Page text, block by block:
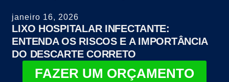
janeiro 16, 2026
LIXO HOSPITALAR INFECTANTE:
ENTENDA OS RISCOS E A IMPORTÂNCIA
DO DESCARTE CORRETO
FAZER UM ORÇAMENTO